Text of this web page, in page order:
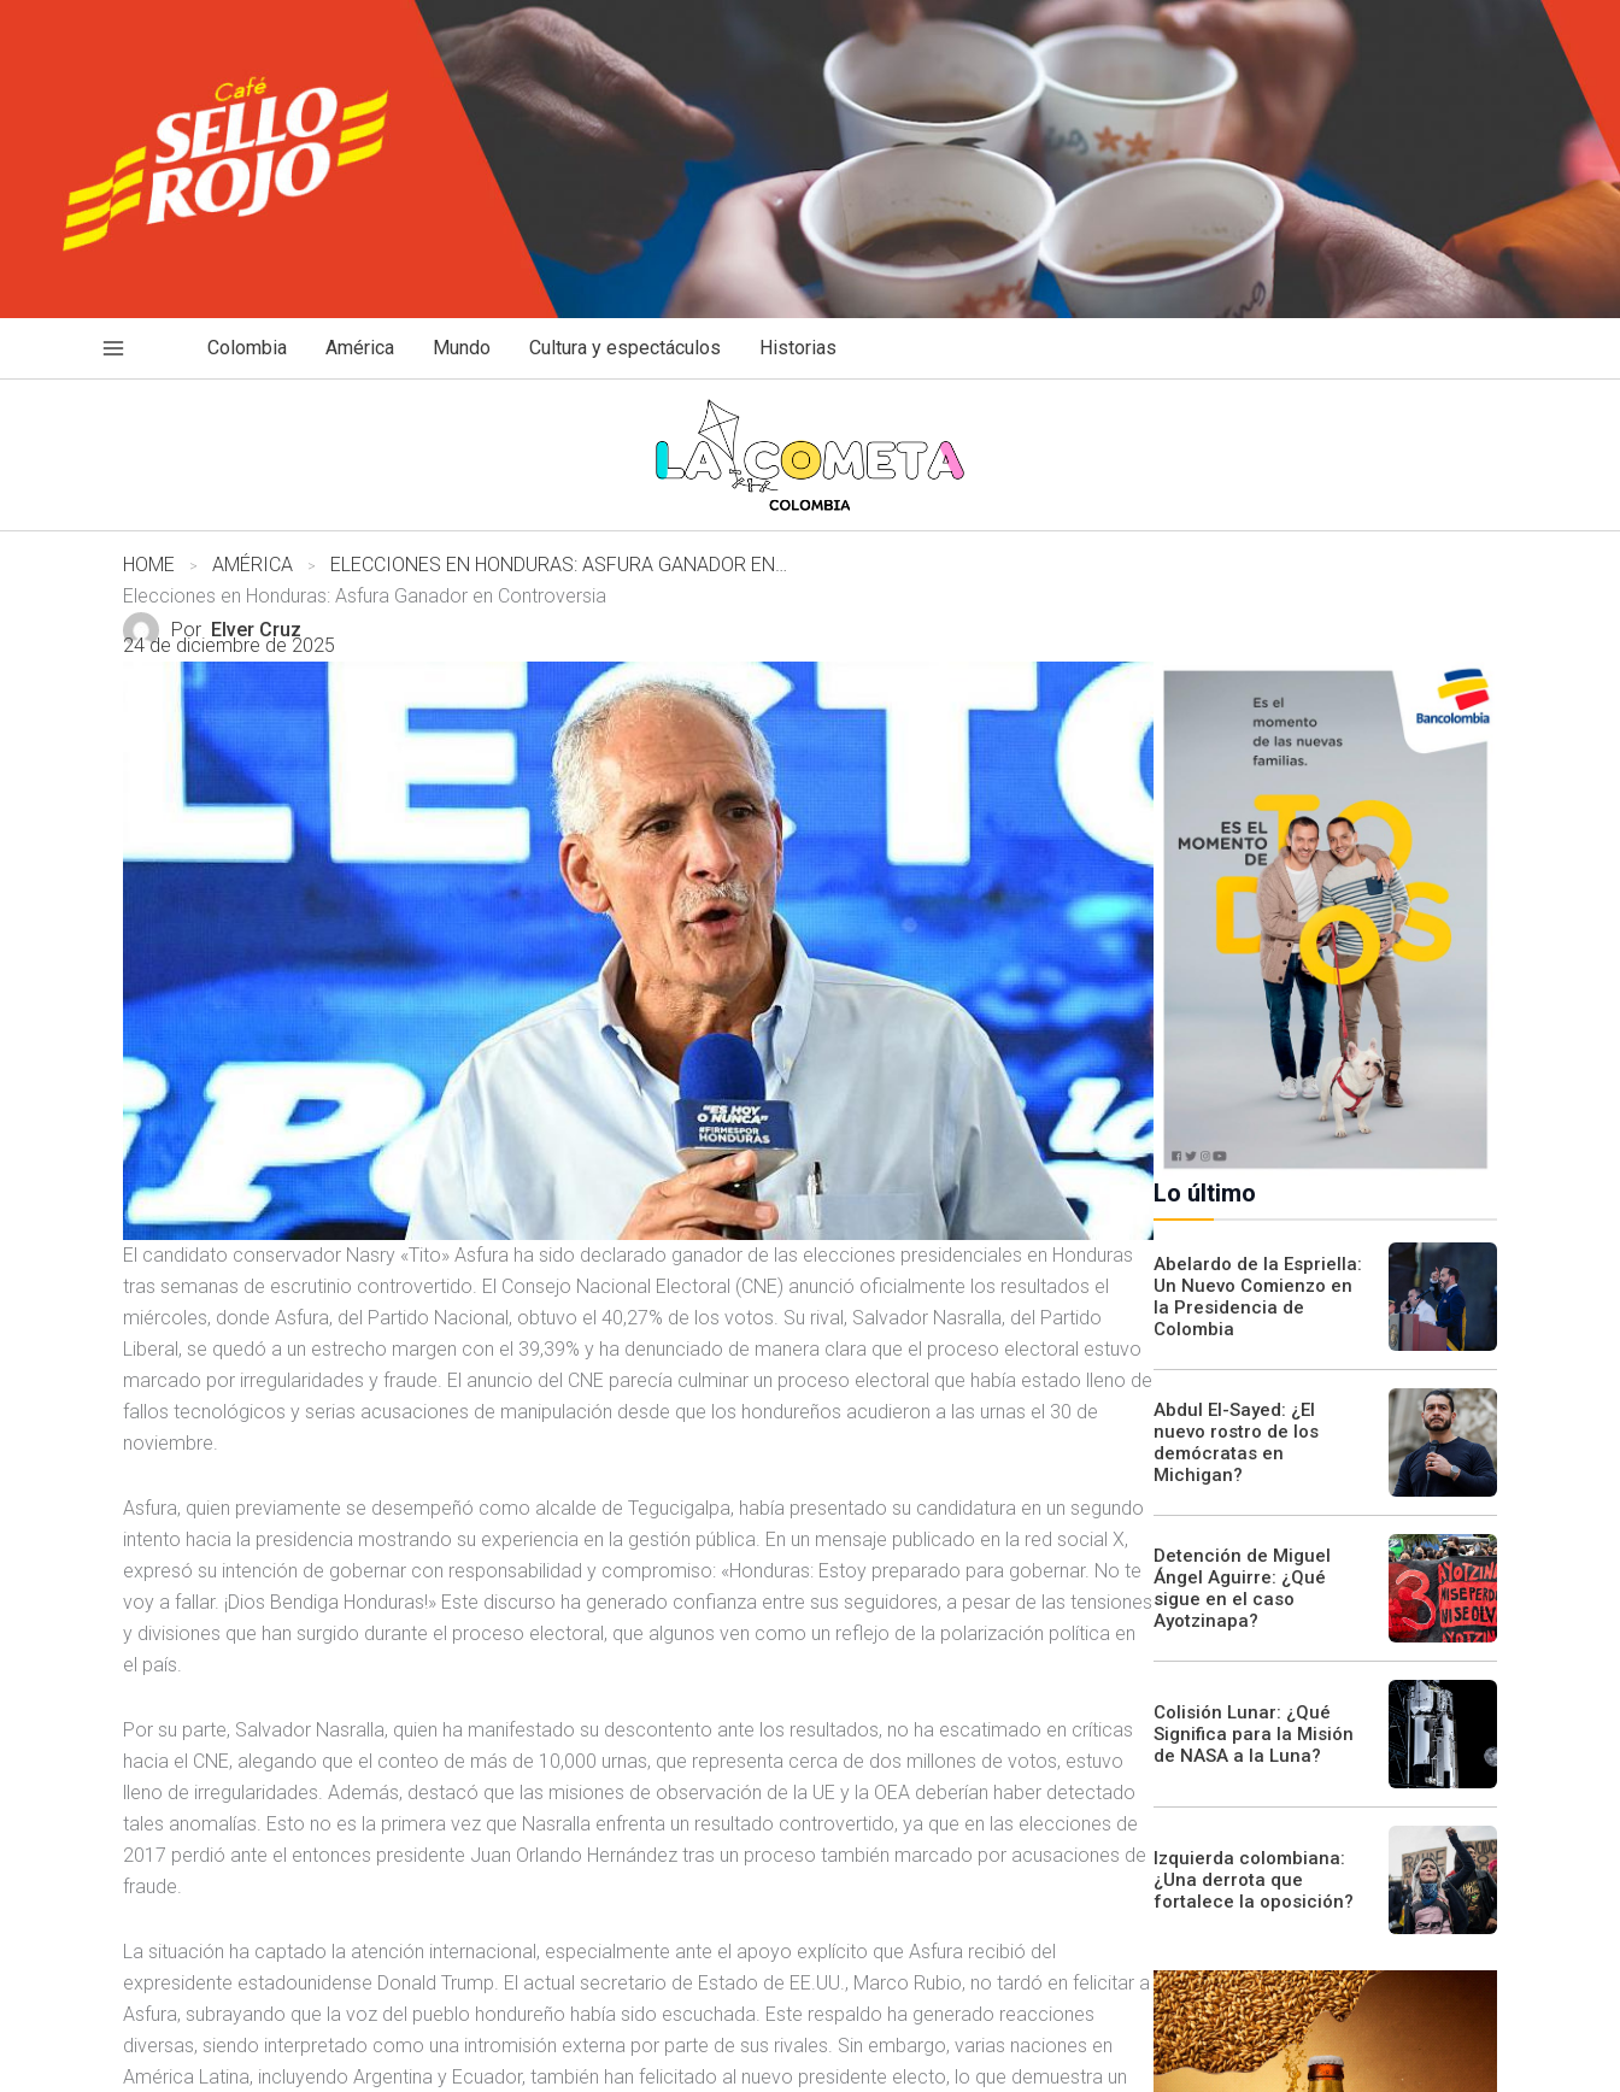
Colombia América Mundo Cultura y espectáculos Historias
HOME AMÉRICA
ELECCIONES EN HONDURAS: ASFURA GANADOR EN CONTROVERSIA
Elecciones en Honduras: Asfura Ganador en Controversia
Por Elver Cruz
24 de diciembre de 2025
El candidato conservador Nasry «Tito» Asfura ha sido declarado ganador de las elecciones presidenciales en Honduras
tras semanas de escrutinio controvertido. El Consejo Nacional Electoral (CNE) anunció oficialmente los resultados el
miércoles, donde Asfura, del Partido Nacional, obtuvo el 40,27% de los votos. Su rival, Salvador Nasralla, del Partido
Liberal, se quedó a un estrecho margen con el 39,39% y ha denunciado de manera clara que el proceso electoral estuvo
marcado por irregularidades y fraude. El anuncio del CNE parecía culminar un proceso electoral que había estado lleno de
fallos tecnológicos y serias acusaciones de manipulación desde que los hondureños acudieron a las urnas el 30 de
noviembre.
Asfura, quien previamente se desempeñó como alcalde de Tegucigalpa, había presentado su candidatura en un segundo
intento hacia la presidencia mostrando su experiencia en la gestión pública. En un mensaje publicado en la red social X,
expresó su intención de gobernar con responsabilidad y compromiso: «Honduras: Estoy preparado para gobernar. No te
voy a fallar. ¡Dios Bendiga Honduras!» Este discurso ha generado confianza entre sus seguidores, a pesar de las tensiones
y divisiones que han surgido durante el proceso electoral, que algunos ven como un reflejo de la polarización política en
el país.
Por su parte, Salvador Nasralla, quien ha manifestado su descontento ante los resultados, no ha escatimado en críticas
hacia el CNE, alegando que el conteo de más de 10,000 urnas, que representa cerca de dos millones de votos, estuvo
lleno de irregularidades. Además, destacó que las misiones de observación de la UE y la OEA deberían haber detectado
tales anomalías. Esto no es la primera vez que Nasralla enfrenta un resultado controvertido, ya que en las elecciones de
2017 perdió ante el entonces presidente Juan Orlando Hernández tras un proceso también marcado por acusaciones de
fraude.
La situación ha captado la atención internacional, especialmente ante el apoyo explícito que Asfura recibió del
expresidente estadounidense Donald Trump. El actual secretario de Estado de EE.UU., Marco Rubio, no tardó en felicitar a
Asfura, subrayando que la voz del pueblo hondureño había sido escuchada. Este respaldo ha generado reacciones
diversas, siendo interpretado como una intromisión externa por parte de sus rivales. Sin embargo, varias naciones en
América Latina, incluyendo Argentina y Ecuador, también han felicitado al nuevo presidente electo, lo que demuestra un
Lo último
Abelardo de la Espriella:
Un Nuevo Comienzo en
la Presidencia de
Colombia
Abdul El-Sayed: ¿El
nuevo rostro de los
demócratas en
Michigan?
Detención de Miguel
Ángel Aguirre: ¿Qué
sigue en el caso
Ayotzinapa?
Colisión Lunar: ¿Qué
Significa para la Misión
de NASA a la Luna?
Izquierda colombiana:
¿Una derrota que
fortalece la oposición?